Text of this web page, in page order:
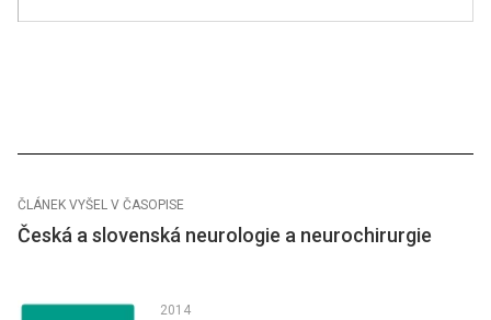
ČLÁNEK VYŠEL V ČASOPISE
Česká a slovenská neurologie a neurochirurgie
2014